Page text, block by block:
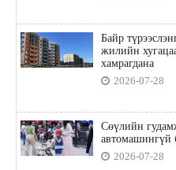
Байр
жилийн
хамрагдана
2026-07-28
Сөүлийн
автомашингүй
2026-07-28